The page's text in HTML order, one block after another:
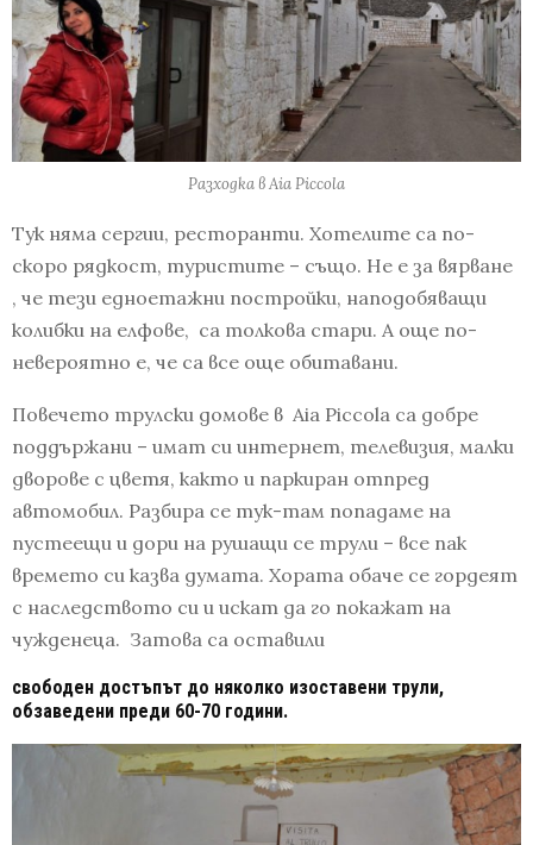
Разходка в Aia Piccola
Тук няма сергии, ресторанти. Хотелите са по-
скоро рядкост, туристите – също. Не е за вярване
, че тези едноетажни постройки, наподобяващи
колибки на елфове, са толкова стари. А още по-
невероятно е, че са все още обитавани.
Повечето трулски домове в Aia Piccola са добре
поддържани – имат си интернет, телевизия, малки
дворове с цветя, както и паркиран отпред
автомобил. Разбира се тук-там попадаме на
пустеещи и дори на рушащи се трули – все пак
времето си казва думата. Хората обаче се гордеят
с наследството си и искат да го покажат на
чужденеца. Затова са оставили
свободен достъпът до няколко изоставени трули,
обзаведени преди 60-70 години.